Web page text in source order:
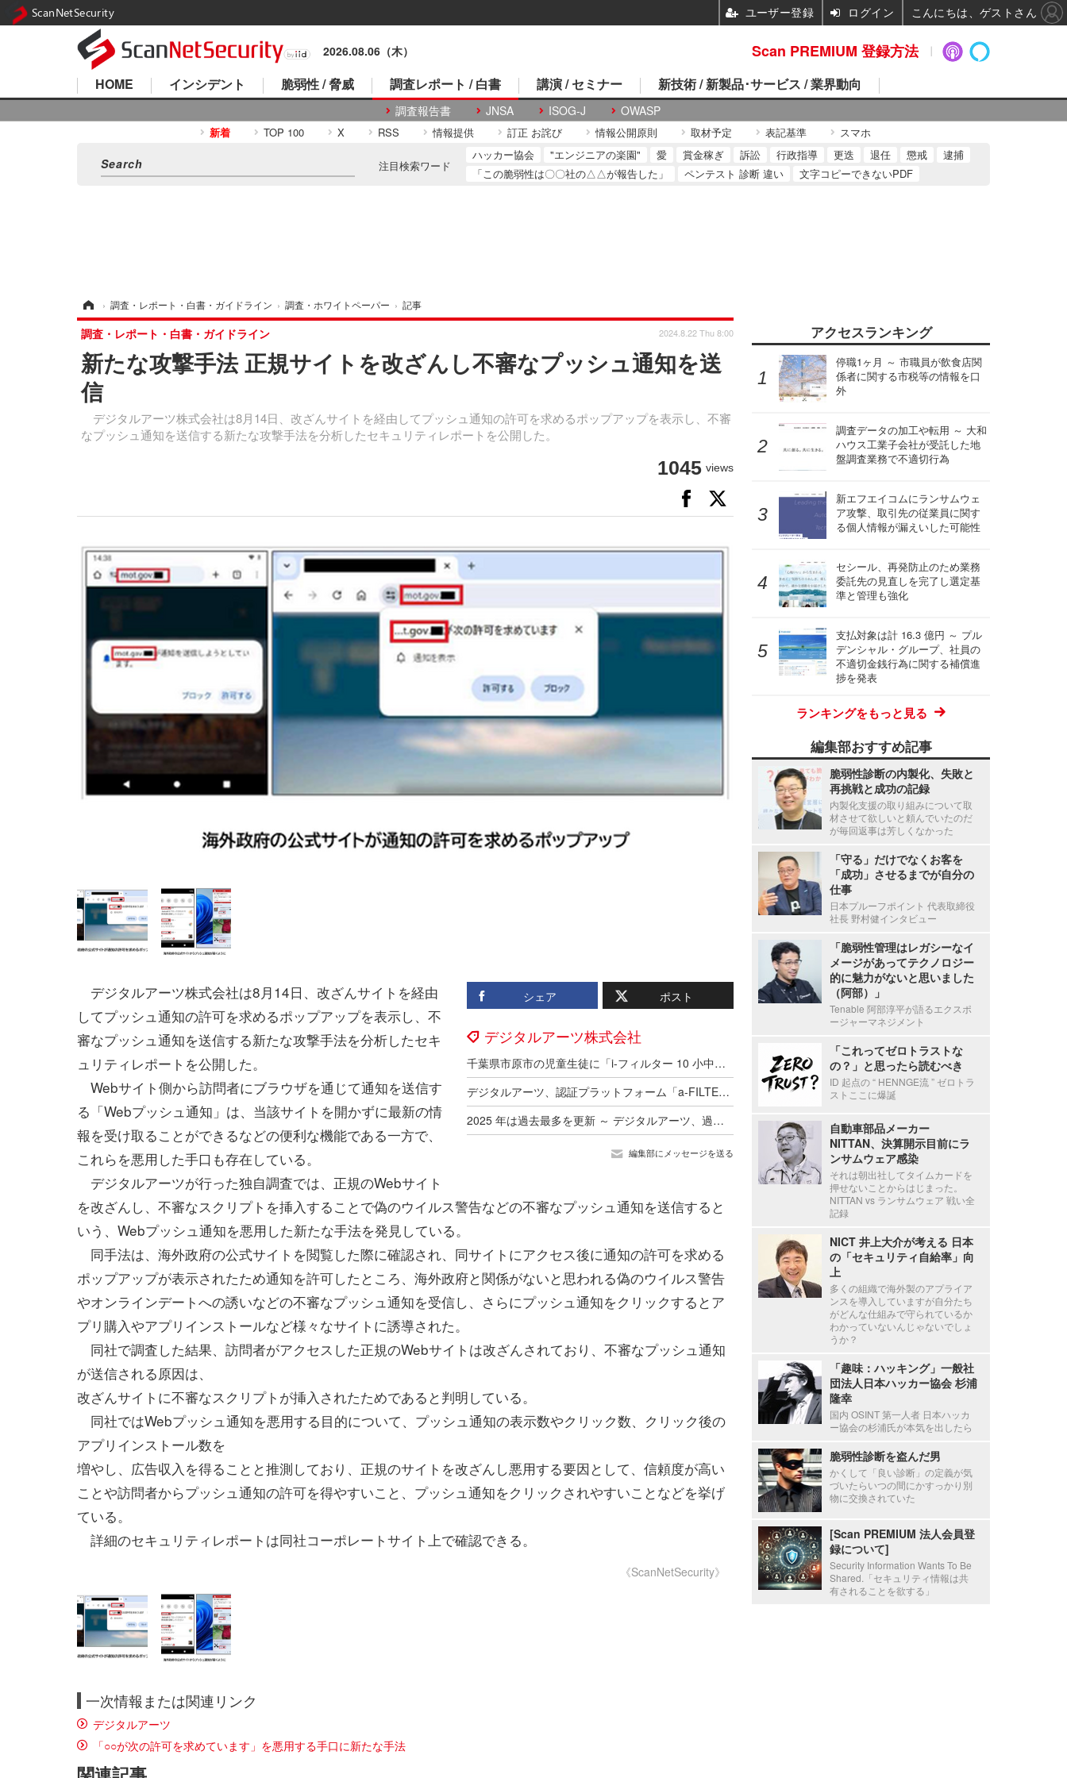
2026.08.06（木）
HOME インシデント 脆弱性 / 脅威 調査レポート / 白書
調査報告書 JNSA ISOG-J OWASP
講演 / セミナー 新技術 / 新製品･サービス / 業界動向
新着 TOP 100 X RSS 情報提供 訂正 お詫び 情報公開原則 取材予定 表記基準 スマホ
注目検索ワード
ハッカー協会 "エンジニアの楽園" 愛 賞金稼ぎ 訴訟 行政指導 更迭 退任 懲戒
逮捕
「この脆弱性は〇〇社の△△が報告した」
ペンテスト 診断 違い 文字コピーできないPDF
› 調査・レポート・白書・ガイドライン › 調査・ホワイトペーパー › 記事
新たな攻撃手法 正規サイトを改ざんし不審なプッシュ通知を送
信
デジタルアーツ株式会社は8月14日、改ざんサイトを経由してプッシュ通知の許可を求めるポップアップを表示し、不審
なプッシュ通知を送信する新たな攻撃手法を分析したセキュリティレポートを公開した。
調査・レポート・白書・ガイドライン 2024.8.22 Thu 8:00
1045 views
シェア ポスト
デジタルアーツ株式会社
千葉県市原市の児童生徒に「i-フィルター 10 小中学生版」を無償提供
デジタルアーツ、認証プラットフォーム「a-FILTER」提供
2025 年は過去最多を更新 ～ デジタルアーツ、過去 3 年分の国内セキュリティインシデントを集計
編集部にメッセージを送る
デジタルアーツ株式会社は8月14日、改ざんサイトを経由
してプッシュ通知の許可を求めるポップアップを表示し、不
審なプッシュ通知を送信する新たな攻撃手法を分析したセキ
ュリティレポートを公開した。
Webサイト側から訪問者にブラウザを通じて通知を送信す
る「Webプッシュ通知」は、当該サイトを開かずに最新の情
報を受け取ることができるなどの便利な機能である一方で、
これらを悪用した手口も存在している。
デジタルアーツが行った独自調査では、正規のWebサイト
を改ざんし、不審なスクリプトを挿入することで偽のウイルス警告などの不審なプッシュ通知を送信すると
いう、Webプッシュ通知を悪用した新たな手法を発見している。
同手法は、海外政府の公式サイトを閲覧した際に確認され、同サイトにアクセス後に通知の許可を求める
ポップアップが表示されたため通知を許可したところ、海外政府と関係がないと思われる偽のウイルス警告
やオンラインデートへの誘いなどの不審なプッシュ通知を受信し、さらにプッシュ通知をクリックするとア
プリ購入やアプリインストールなど様々なサイトに誘導された。
同社で調査した結果、訪問者がアクセスした正規のWebサイトは改ざんされており、不審なプッシュ通知
が送信される原因は、
改ざんサイトに不審なスクリプトが挿入されたためであると判明している。
同社ではWebプッシュ通知を悪用する目的について、プッシュ通知の表示数やクリック数、クリック後の
アプリインストール数を
増やし、広告収入を得ることと推測しており、正規のサイトを改ざんし悪用する要因として、信頼度が高い
ことや訪問者からプッシュ通知の許可を得やすいこと、プッシュ通知をクリックされやすいことなどを挙げ
ている。
詳細のセキュリティレポートは同社コーポレートサイト上で確認できる。
《ScanNetSecurity》
一次情報または関連リンク
デジタルアーツ
「○○が次の許可を求めています」を悪用する手口に新たな手法
アクセスランキング
停職1ヶ月 ～ 市職員が飲食店関
係者に関する市税等の情報を口
外
調査データの加工や転用 ～ 大和
ハウス工業子会社が受託した地
盤調査業務で不適切行為
新エフエイコムにランサムウェ
ア攻撃、取引先の従業員に関す
る個人情報が漏えいした可能性
セシール、再発防止のため業務
委託先の見直しを完了し選定基
準と管理も強化
支払対象は計 16.3 億円 ～ プル
デンシャル・グループ、社員の
不適切金銭行為に関する補償進
捗を発表
ランキングをもっと見る
編集部おすすめ記事
脆弱性診断の内製化、失敗と
再挑戦と成功の記録
内製化支援の取り組みについて取
材させて欲しいと頼んでいたのだ
が毎回返事は芳しくなかった
「守る」だけでなくお客を
「成功」させるまでが自分の
仕事
日本プルーフポイント 代表取締役
社長 野村健インタビュー
「脆弱性管理はレガシーなイ
メージがあってテクノロジー
的に魅力がないと思いました
（阿部）」
Tenable 阿部淳平が語るエクスポ
ージャーマネジメント
「これってゼロトラストな
の？」と思ったら読むべき
ID 起点の “ HENNGE流 ” ゼロトラ
ストここに爆誕
自動車部品メーカー
NITTAN、決算開示目前にラ
ンサムウェア感染
それは朝出社してタイムカードを
押せないことからはじまった。
NITTAN vs ランサムウェア 戦い全
記録
NICT 井上大介が考える 日本
の「セキュリティ自給率」向
上
多くの組織で海外製のアプライア
ンスを導入していますが自分たち
がどんな仕組みで守られているか
わかっていないんじゃないでしょ
うか？
「趣味：ハッキング」一般社
団法人日本ハッカー協会 杉浦
隆幸
国内 OSINT 第一人者 日本ハッカ
ー協会の杉浦氏が本気を出したら
脆弱性診断を盗んだ男
かくして「良い診断」の定義が気
づいたらいつの間にかすっかり別
物に交換されていた
[Scan PREMIUM 法人会員登
録について]
Security Information Wants To Be
Shared.「セキュリティ情報は共
有されることを欲する」
Scan PREMIUM 登録方法
ScanNetSecurity ユーザー登録 ログイン こんにちは、ゲストさん